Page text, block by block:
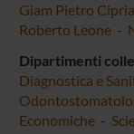
Giam Pietro
Roberto Leone -
Dipartimenti
Diagnostica e
Economiche -